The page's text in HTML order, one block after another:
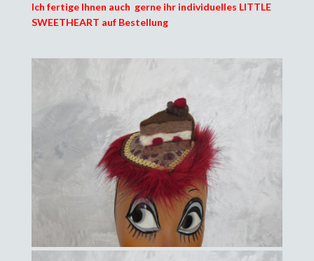
Ich fertige Ihnen auch gerne ihr individuelles LITTLE
SWEETHEART auf Bestellung